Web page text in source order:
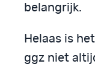
belangrijk.
Helaas is
ggz niet